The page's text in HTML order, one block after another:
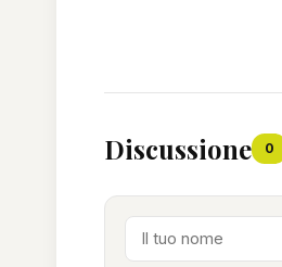
Discussione 0